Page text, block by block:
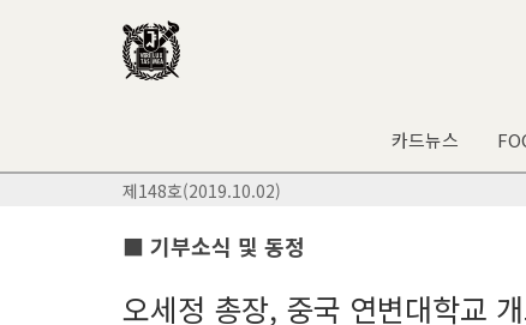
카드뉴스
제148호(2019.10.02)
■ 기부소식 및 동정
오세정 총장, 중국 연변대학교